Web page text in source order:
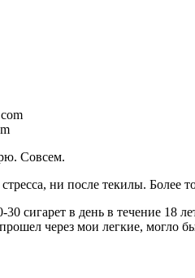
Совсем.
ни после текилы. Более
30 сигарет в день в течение 18
через мои легкие, могло